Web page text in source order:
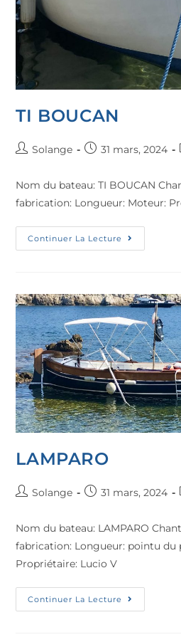
TI BOUCAN
Solange 31 mars, 2024
Nom du bateau: TI BOUCAN
fabrication: Longueur: Moteur:
Continuer La Lecture
LAMPARO
Solange 31 mars, 2024
Nom du bateau: LAMPARO
fabrication: Longueur: pointu du
Propriétaire: Lucio V
Continuer La Lecture